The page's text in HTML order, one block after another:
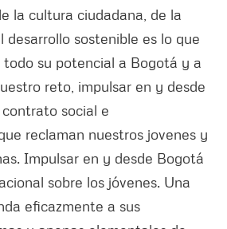
la cultura ciudadana, de la
desarrollo sostenible es lo que
todo su potencial a Bogotá y a
reto, impulsar en y desde
social e
reclaman nuestros jovenes y
Impulsar en y desde Bogotá
sobre los jóvenes. Una
eficazmente a sus